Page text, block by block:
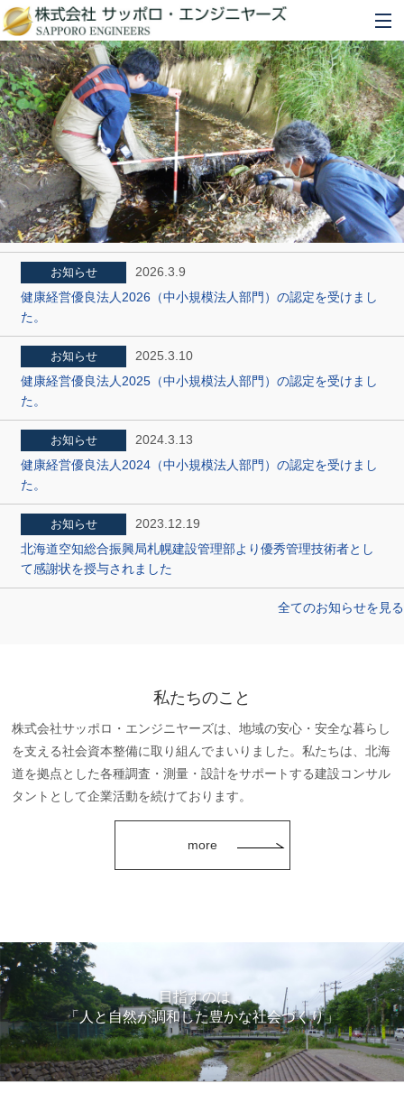
企業情報
業務内容
業務実績
採用情報
お知らせ
メールでのお問い合わせ
お知らせ
2026.3.9
健康経営優良法人2026（中小規模法人部門）の認定を受けまし
た。
お知らせ
2025.3.10
健康経営優良法人2025（中小規模法人部門）の認定を受けまし
た。
お知らせ
2024.3.13
健康経営優良法人2024（中小規模法人部門）の認定を受けまし
た。
お知らせ
2023.12.19
北海道空知総合振興局札幌建設管理部より優秀管理技術者とし
て感謝状を授与されました
全てのお知らせを見る
私たちのこと
株式会社サッポロ・エンジニヤーズは、地域の安心・安全な暮らし
を支える社会資本整備に取り組んでまいりました。私たちは、北海
道を拠点とした各種調査・測量・設計をサポートする建設コンサル
タントとして企業活動を続けております。
more
目指すのは、
「人と自然が調和した豊かな社会づくり」